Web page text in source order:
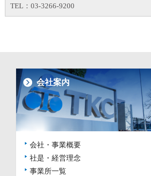
TEL：03-3266-9200
会社案内
会社・事業概要
社是・経営理念
事業所一覧